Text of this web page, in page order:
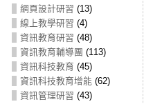
網頁設計研習 (13)
線上教學研習 (4)
資訊教育研習 (48)
資訊教育輔導團 (113)
資訊科技教育 (45)
資訊科技教育增能(62)
資訊管理研習 (43)